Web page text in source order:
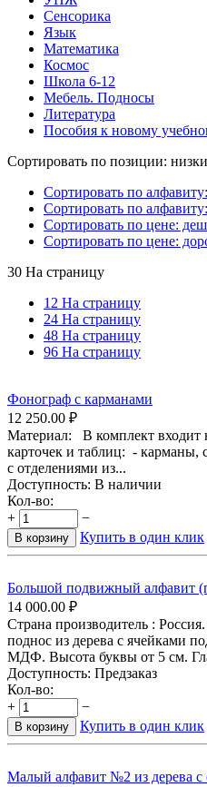
Сенсорика
Язык
Математика
Космос
Школа 6-12
Мебель. Подносы
Литература
Пособия к новому
Сортировать по позиции:
Сортировать по
Сортировать по
Сортировать по цене:
Сортировать по цене:
30 На страницу
12 На страницу
24 На страницу
48 На страницу
96 На страницу
Фонограф с карманами
12 250.00 ₽
Материал: В комплект
карточек и таблиц: - карманы,
с отделениями из...
Доступность: В наличии
Кол-во:
+
−
В корзину Купить в один клик
Большой подвижный алфавит
14 000.00 ₽
Страна производитель :
поднос из дерева с ячейками
МДФ. Высота буквы от 5 см.
Доступность: Предзаказ
Кол-во:
+
−
В корзину Купить в один клик
Малый алфавит №2 из дерева